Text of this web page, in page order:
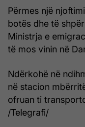
Përmes një
botës dhe të
Ministrja e
të mos vinin në
Ndërkohë në
në stacion
ofruan ti
/Telegrafi/